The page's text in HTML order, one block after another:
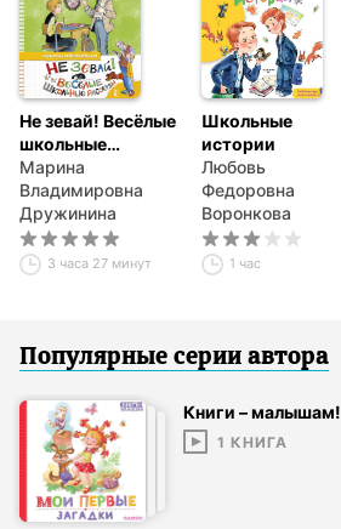
Не зевай! Весёлые
школьные
рассказы
Марина
Владимировна
Дружинина
3 часа 27 минут
Школьные
истории
Любовь
Федоровна
Воронкова
1 час
Популярные серии автора
Книги – малышам!
1 КНИГА